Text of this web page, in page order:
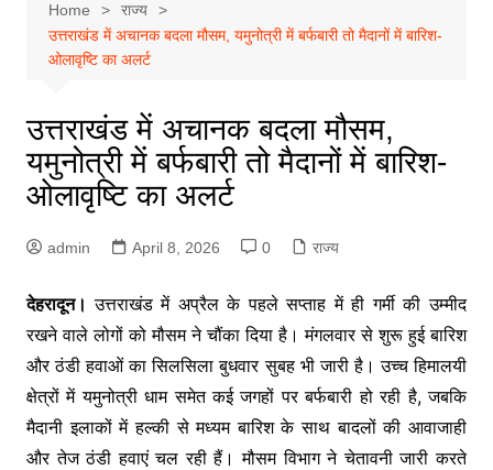
Home
राज्य
उत्तराखंड में अचानक बदला मौसम, यमुनोत्री में बर्फबारी तो मैदानों में बारिश-
ओलावृष्टि का अलर्ट
उत्तराखंड में अचानक बदला मौसम,
यमुनोत्री में बर्फबारी तो मैदानों में बारिश-
ओलावृष्टि का अलर्ट
admin April 8, 2026 0 राज्य
देहरादून।उत्तराखंड में अप्रैल के पहले सप्ताह में ही गर्मी की उम्मीद
रखने वाले लोगों को मौसम ने चौंका दिया है। मंगलवार से शुरू हुई बारिश
और ठंडी हवाओं का सिलसिला बुधवार सुबह भी जारी है। उच्च हिमालयी
क्षेत्रों में यमुनोत्री धाम समेत कई जगहों पर बर्फबारी हो रही है, जबकि
मैदानी इलाकों में हल्की से मध्यम बारिश के साथ बादलों की आवाजाही
और तेज ठंडी हवाएं चल रही हैं। मौसम विभाग ने चेतावनी जारी करते